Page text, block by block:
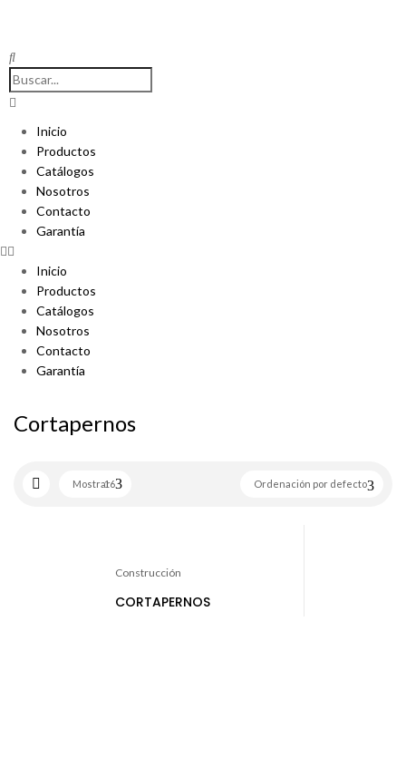
Inicio
Productos
Catálogos
Nosotros
Contacto
Garantía
Inicio
Productos
Catálogos
Nosotros
Contacto
Garantía
Cortapernos
Ordenación por defecto
Mostrar16
Construcción
CORTAPERNOS